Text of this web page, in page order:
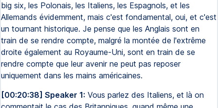
big six, les Polonais, les Italiens, les Espagnols, et les
Allemands évidemment, mais c'est fondamental, oui, et c'est
un tournant historique. Je pense que les Anglais sont en
train de se rendre compte, malgré la montée de l'extrême
droite également au Royaume-Uni, sont en train de se
rendre compte que leur avenir ne peut pas reposer
uniquement dans les mains américaines.
[00:20:38] Speaker 1: Vous parlez des Italiens, et là on